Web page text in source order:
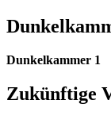
Dunkelkammer 1
Zukünftige